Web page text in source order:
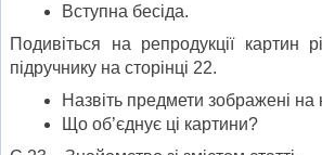
Вступна бесіда.
Подивіться на репродукції картин
підручнику на сторінці 22.
Назвіть предмети зображені на
Що об’єднує ці картини?